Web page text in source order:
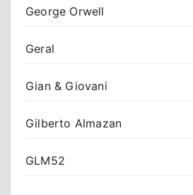
George Orwell
Geral
Gian & Giovani
Gilberto Almazan
GLM52